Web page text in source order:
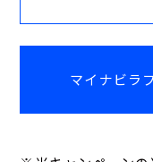
マイナビラ